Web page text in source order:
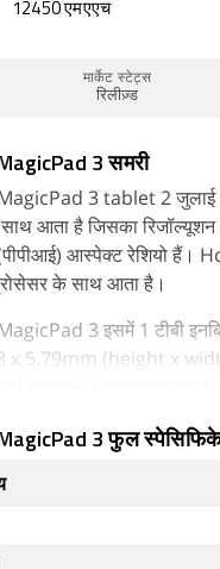
12450 एमएएच
मार्केट स्टेट्स
रिलीज़्ड
3 समरी
3 tablet 2 जुलाई
आता है जिसका
आस्पेक्ट रेशियो
के साथ आता है।
3 इसमें 1 टीबी
x 5.79mm (height x
White, Floating Gold,
के लिए Honor MagicPad
3 फुल